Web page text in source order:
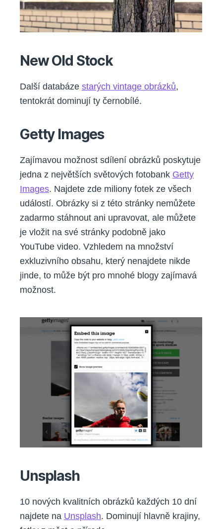
New Old Stock
Další databáze starých vintage obrázků,
tentokrát dominují ty černobílé.
Getty Images
Zajímavou možnost sdílení obrázků poskytuje
jedna z největších světových fotobank Getty
Images. Najdete zde miliony fotek ze všech
událostí. Obrázky si z této stránky nemůžete
zadarmo stáhnout ani upravovat, ale můžete
je vložit na své stránky podobně jako
YouTube video. Vzhledem na množství
exkluzivního obsahu, který nenajdete nikde
jinde, to může být pro mnohé blogy zajímavá
možnost.
Unsplash
10 nových kvalitních obrázků každých 10 dní
najdete na Unsplash. Dominují hlavně krajiny,